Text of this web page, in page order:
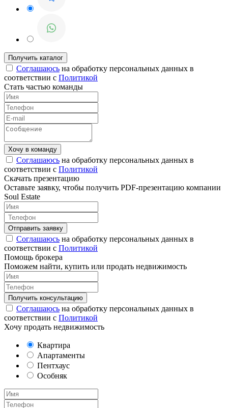
Соглашаюсь на обработку персональных данных в
соответствии с Политикой
Стать частью команды
Соглашаюсь на обработку персональных данных в
соответствии с Политикой
Скачать презентацию
Оставьте заявку, чтобы получить PDF-презентацию компании
Soul Estate
Соглашаюсь на обработку персональных данных в
соответствии с Политикой
Помощь брокера
Поможем найти, купить или продать недвижимость
Соглашаюсь на обработку персональных данных в
соответствии с Политикой
Хочу продать недвижимость
Квартира
Апартаменты
Пентхаус
Особняк